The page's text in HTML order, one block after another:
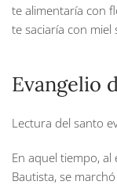
te alimentaría con
te saciaría con miel
Evangelio
Lectura del santo
En aquel tiempo, al
Bautista, se